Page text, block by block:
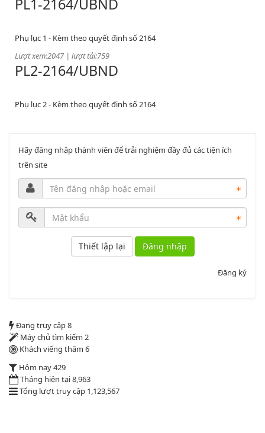
Lượt xem:2047 | lượt tải:759
PL2-2164/UBND
Lượt xem:2000 | lượt tải:1060
Phụ lục 3 - Kèm theo quyết định số 2164
52/2019/QH14
Luật sửa đổi, bổ sung một số điều của luật cán bộ, công chức. luật
Lượt xem:1787 | lượt tải:547
Lượt xem:3775 | lượt tải:1521
PL1-2164/UBND
Phụ lục 1 - Kèm theo quyết định số 2164
Lượt xem:2047 | lượt tải:759
Hãy đăng nhập thành viên để trải nghiệm đầy đủ các tiện ích
trên site
Đăng nhập
Đăng ký
Đang truy cập8
Máy chủ tìm kiếm 2
Khách viếng thăm 6
Hôm nay429
Tháng hiện tại8,963
Tổng lượt truy cập 1,123,567